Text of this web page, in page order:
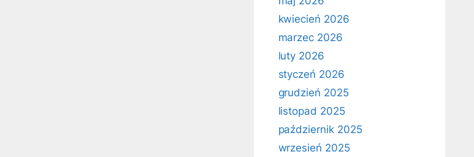
kwiecień 2026
marzec 2026
luty 2026
styczeń 2026
grudzień 2025
listopad 2025
październik 2025
wrzesień 2025